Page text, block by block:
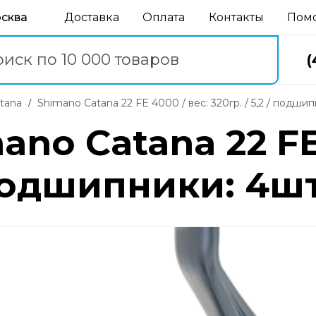
Доставка Оплата Контакты
Shimano Catana 22 FE 4000 / вес: 320гр. / 5,2 /
Catana 22